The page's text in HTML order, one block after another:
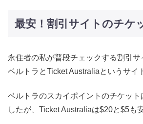
最安！割引サイトのチケ
永住者の私が普段チェックする割引サ
ベルトラとTicket Australiaというサイ
ベルトラのスカイポイントのチケッ
したが、Ticket Australiaは$20と$5も安